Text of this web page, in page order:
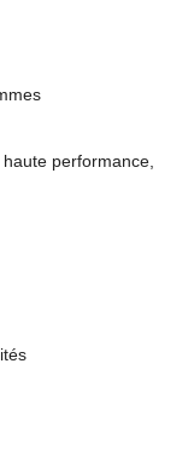
performance,